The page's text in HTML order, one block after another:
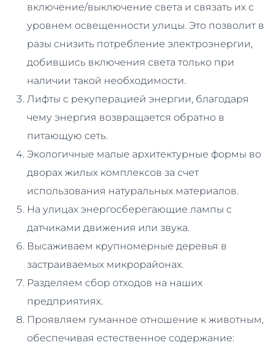
включение/выключение света и связать их с
уровнем освещенности улицы. Это позволит в
разы снизить потребление электроэнергии,
добившись включения света только при
наличии такой необходимости.
Лифты с рекуперацией энергии, благодаря
чему энергия возвращается обратно в
питающую сеть.
Экологичные малые архитектурные формы во
дворах жилых комплексов за счет
использования натуральных материалов.
На улицах энергосберегающие лампы с
датчиками движения или звука.
Высаживаем крупномерные деревья в
застраиваемых микрорайонах.
Разделяем сбор отходов на наших
предприятиях.
Проявляем гуманное отношение к животным,
обеспечивая естественное содержание: